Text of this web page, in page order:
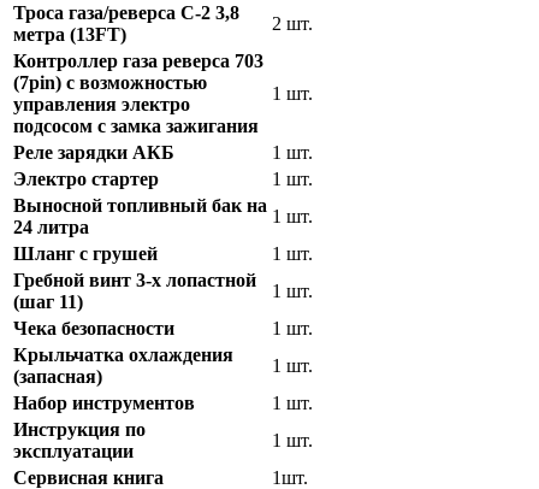
Троса газа/реверса C-2 3,8
метра (13FT)
2 шт.
Контроллер газа реверса 703
(7pin) с возможностью
управления электро
подсосом с замка зажигания
1 шт.
Реле зарядки АКБ
1 шт.
Электро стартер
1 шт.
Выносной топливный бак на
24 литра
1 шт.
Шланг с грушей
1 шт.
Гребной винт 3-х лопастной
(шаг 11)
1 шт.
Чека безопасности
1 шт.
Крыльчатка охлаждения
(запасная)
1 шт.
Набор инструментов
1 шт.
Инструкция по
эксплуатации
1 шт.
Сервисная книга
1шт.